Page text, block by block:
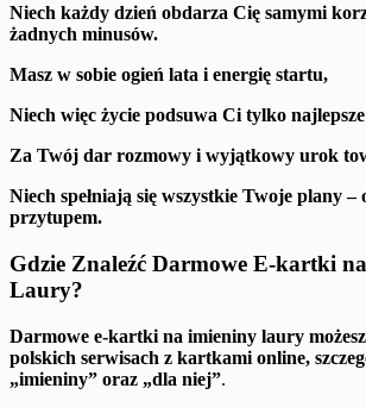
Niech każdy dzień obdarza Cię samymi
żadnych minusów.
Masz w sobie ogień lata i energię startu,
Niech więc życie podsuwa Ci tylko
Za Twój dar rozmowy i wyjątkowy urok
Niech spełniają się wszystkie Twoje plany –
przytupem.
Gdzie Znaleźć Darmowe E-kartki
Laury?
Darmowe e-kartki na imieniny laury możesz
polskich serwisach z kartkami online,
„imieniny” oraz „dla niej”.